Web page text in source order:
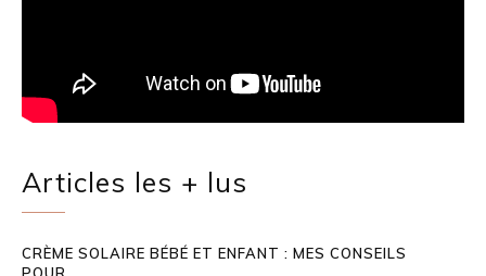
Articles les + lus
CRÈME SOLAIRE BÉBÉ ET ENFANT : MES CONSEILS